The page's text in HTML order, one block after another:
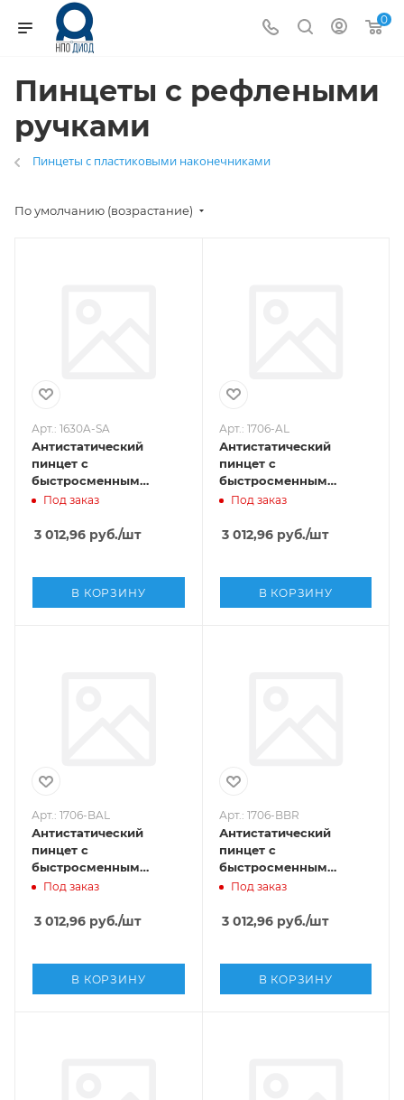
0
Пинцеты с рефлеными
ручками
Пинцеты с пластиковыми наконечниками
По умолчанию (возрастание)
Арт.: 1630A-SA
Антистатический
пинцет с
быстросменным
наконечником SMD ,
Под заказ
3 012,96 руб./шт
В КОРЗИНУ
Арт.: 1706-AL
Антистатический
пинцет с
быстросменным
наконечником SMD ,
Под заказ
3 012,96руб./шт
В КОРЗИНУ
Арт.: 1706-BAL
Антистатический
пинцет с
быстросменным
наконечником SMD ,
Под заказ
3 012,96 руб./шт
В КОРЗИНУ
Арт.: 1706-BBR
Антистатический
пинцет с
быстросменным
наконечником SMD ,
Под заказ
3 012,96руб./шт
В КОРЗИНУ